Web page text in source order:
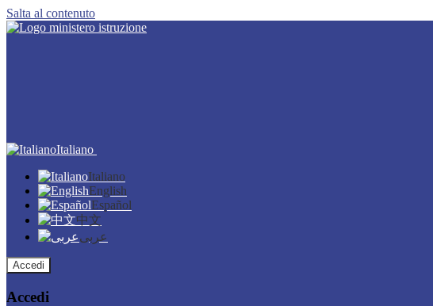
Salta al contenuto
Italiano
Italiano
English
Español
中文
عربى
Accedi
Accedi